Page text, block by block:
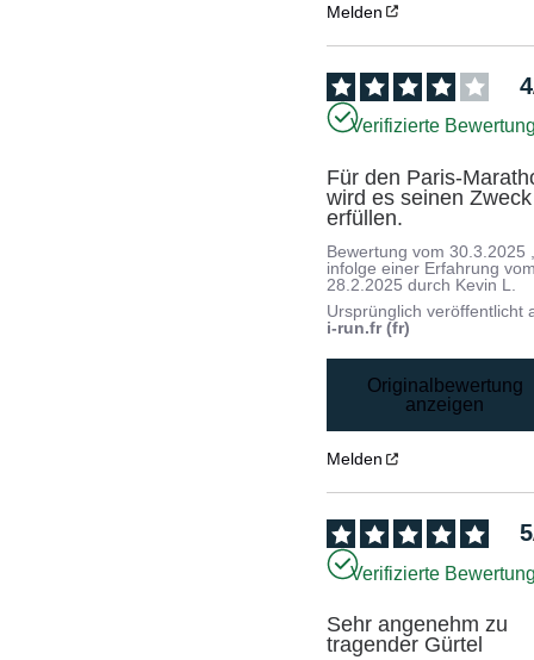
Melden
4
Verifizierte
Für den Paris-
wird es seinen Zweck
erfüllen.
Bewertung vom30.3.2025
infolge einer Erfahrung
28.2.2025 durch Kevin L.
Ursprünglich veröffentlicht
i-run.fr (fr)
Originalbewertung
anzeigen
Melden
5
Verifizierte
Sehr angenehm zu
tragender Gürtel